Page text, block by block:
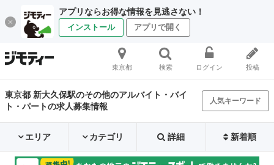
アプリならお得な情報を見逃さない！
インストール アプリで開く
東京都 検索 ログイン 投稿
東京都 新大久保駅のその他のアルバイト・バイ
ト・パートの求人募集情報
人気キーワード
エリア カテゴリ 詳細 新着順